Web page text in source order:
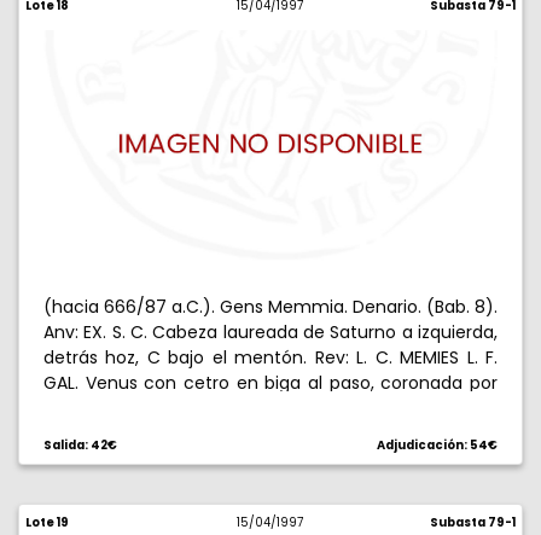
Lote 18 15/04/1997 Subasta 79-1
(hacia 666/87 a.C.). Gens Memmia. Denario. (Bab. 8).
Anv: EX. S. C. Cabeza laureada de Saturno a izquierda,
detrás hoz, C bajo el mentón. Rev: L. C. MEMIES L. F.
GAL. Venus con cetro en biga al paso, coronada por
descentrada. (MBC+).
Salida: 42€ Adjudicación: 54€
Lote 19 15/04/1997 Subasta 79-1